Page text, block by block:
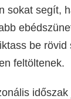
sokat segít,
be
feltöltenek.